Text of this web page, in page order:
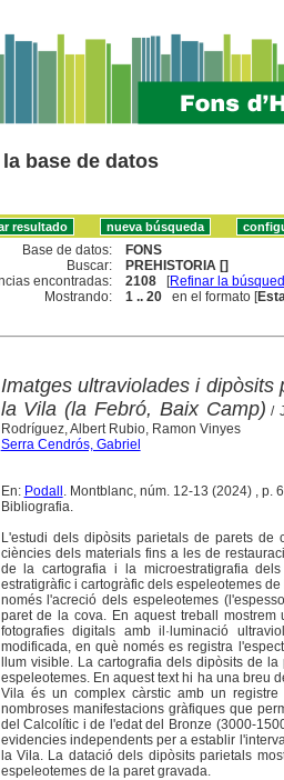
base de datos
Base de datos:
FONS
Buscar:
PREHISTORIA []
encontradas:
2108 [Refinar la
Mostrando:
1 .. 20 en el formato [
Imatges ultraviolades i
la Vila (la Febró, Baix Camp) /
Rodríguez, Albert Rubio, Ramon Vinyes
Serra Cendrós, Gabriel
En: Podall. Montblanc, núm. 12-13 (2024) , p.
Bibliografia.
L'estudi dels dipòsits parietals de parets de
ciències dels materials fins a les de
de la cartografia i la microestratigrafia
estratigràfic i cartogràfic dels espeleotemes
només l'acreció dels espeleotemes
paret de la cova. En aquest treball
fotografies digitals amb il·luminació
modificada, en què només es registra
llum visible. La cartografia dels dipòsits de
espeleotemes. En aquest text hi ha una breu
Vila és un complex càrstic amb un
nombroses manifestacions gràfiques que
del Calcolític i de l'edat del Bronze (3000-
evidencies independents per a establir
la Vila. La datació dels dipòsits parietals
espeleotemes de la paret gravada.